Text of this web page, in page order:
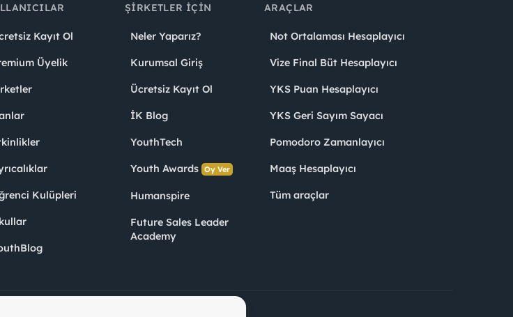
Kayıt Ol
Üyelik
Kulüpleri
ŞIRKETLER İÇIN
Neler Yaparız?
Kurumsal Giriş
Ücretsiz Kayıt Ol
İK Blog
YouthTech
Youth Awards Oy Ver
Humanspire
Future Sales Leader
Academy
ARAÇLAR
Not Ortalaması Hesaplayıcı
Vize Final Büt Hesaplayıcı
YKS Puan Hesaplayıcı
YKS Geri Sayım Sayacı
Pomodoro Zamanlayıcı
Maaş Hesaplayıcı
Tüm araçlar